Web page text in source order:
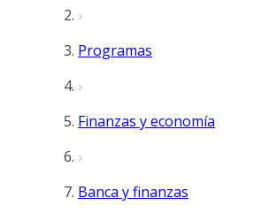
Programas
Finanzas y economía
Banca y finanzas